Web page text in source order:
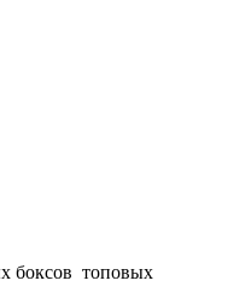
боксов топовых